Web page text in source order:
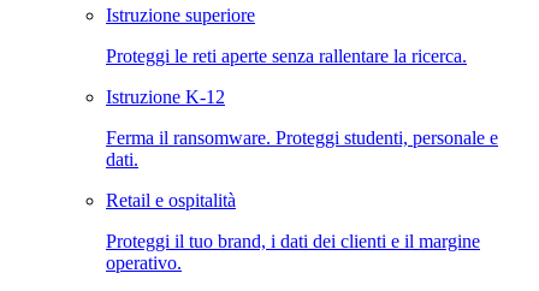
Istruzione superiore
Proteggi le reti aperte senza rallentare la ricerca.
Istruzione K-12
Ferma il ransomware. Proteggi studenti, personale e
dati.
Retail e ospitalità
Proteggi il tuo brand, i dati dei clienti e il margine
operativo.